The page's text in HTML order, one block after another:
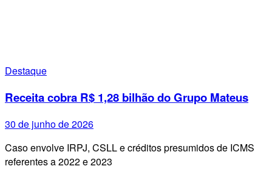
Destaque
Receita cobra R$ 1,28 bilhão do Grupo Mateus
30 de junho de 2026
Caso envolve IRPJ, CSLL e créditos presumidos de ICMS
referentes a 2022 e 2023